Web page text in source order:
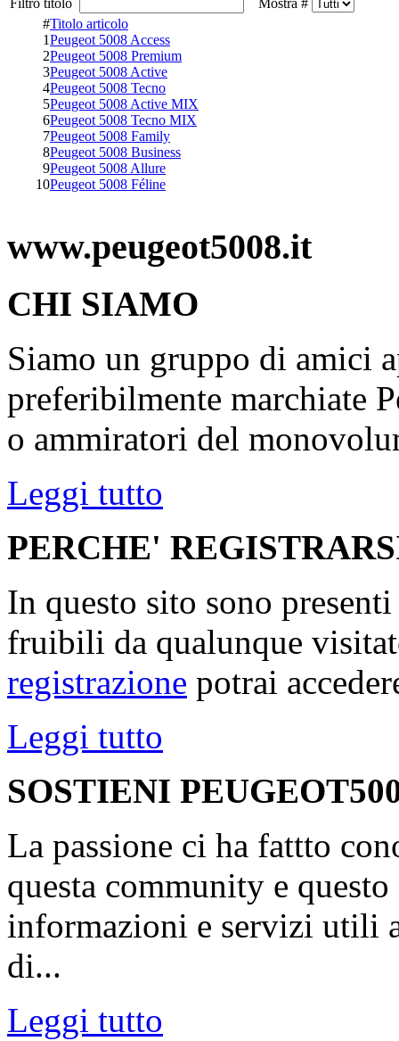
Filtro titolo
Mostra #
#Titolo articolo
1Peugeot 5008 Access
2Peugeot 5008 Premium
3Peugeot 5008 Active
4Peugeot 5008 Tecno
5Peugeot 5008 Active MIX
6Peugeot 5008 Tecno MIX
7Peugeot 5008 Family
8Peugeot 5008 Business
9Peugeot 5008 Allure
10Peugeot 5008 Féline
www.peugeot5008.it
CHI SIAMO
Siamo un gruppo di amici
preferibilmente marchiate
o ammiratori del
Leggi tutto
PERCHE'
In questo sito sono
fruibili da qualunque
registrazione potrai
Leggi tutto
SOSTIENI
La passione ci ha fattto
questa community e
informazioni e servizi utili
di...
Leggi tutto